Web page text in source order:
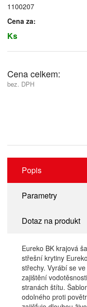
1100207
Cena za:
Ks
Cena celkem:
bez. DPH
Popis
Parametry
Dotaz na produkt
Eureko BK krajová
střešní krytiny
střechy. Vyrábí se
zajištění
stranách štítu.
odolného proti